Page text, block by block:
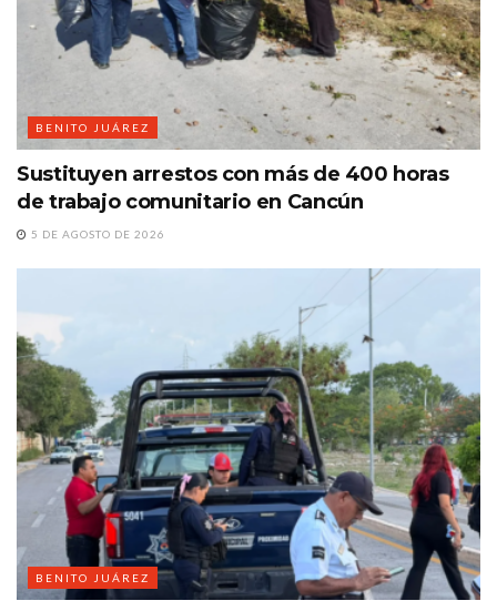
BENITO JUÁREZ
Sustituyen arrestos con más de 400 horas
de trabajo comunitario en Cancún
5 DE AGOSTO DE 2026
BENITO JUÁREZ